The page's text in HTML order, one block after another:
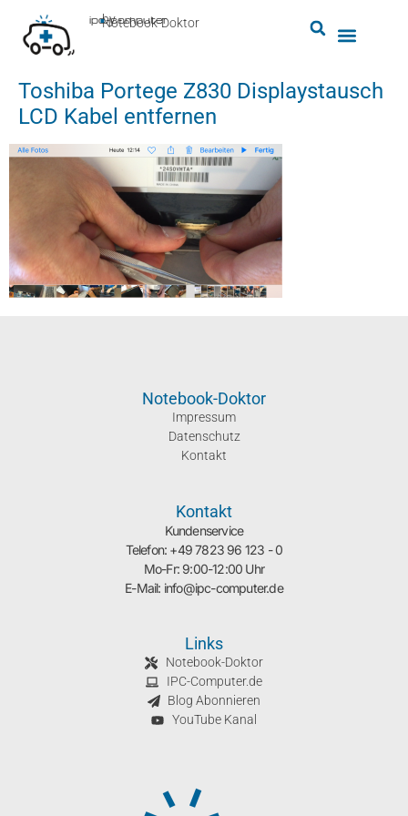
Notebook-Doktor
by
■
ipc-computer
Toshiba Portege Z830 Displaystausch
LCD Kabel entfernen
Notebook-Doktor
Impressum
Datenschutz
Kontakt
Kontakt
Kundenservice
Telefon: +49 7823 96 123 - 0
Mo-Fr: 9:00-12:00 Uhr
E-Mail: info@ipc-computer.de
Links
Notebook-Doktor
IPC-Computer.de
Blog Abonnieren
YouTube Kanal